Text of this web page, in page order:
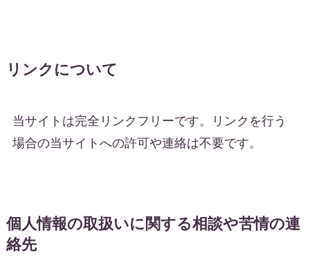
リンクについて
当サイトは完全リンクフリーです。リンクを行う
場合の当サイトへの許可や連絡は不要です。
個人情報の取扱いに関する相談や苦情の連
絡先